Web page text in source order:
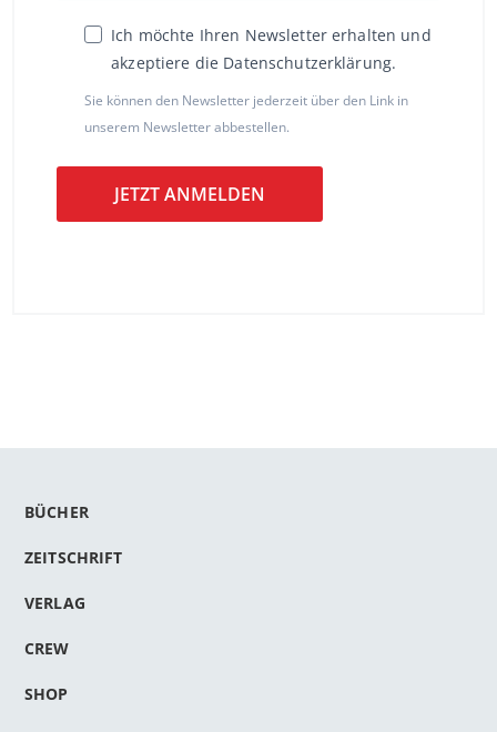
Ich möchte Ihren Newsletter erhalten und
akzeptiere die Datenschutzerklärung.
Sie können den Newsletter jederzeit über den Link in
unserem Newsletter abbestellen.
JETZT ANMELDEN
BÜCHER
ZEITSCHRIFT
VERLAG
CREW
SHOP